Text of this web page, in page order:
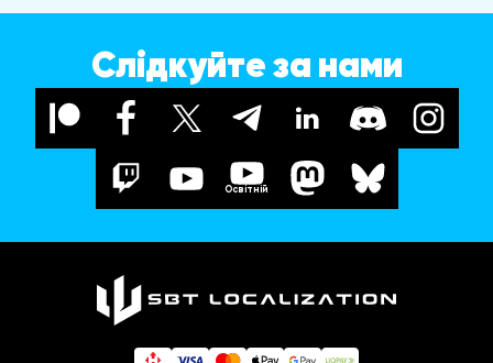
Слідкуйте за нами
Освітній